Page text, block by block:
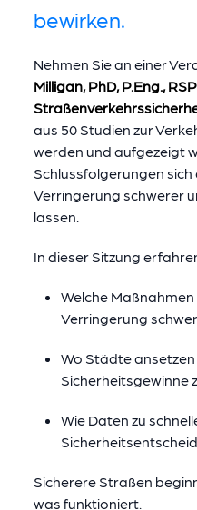
bewirken.
Nehmen Sie an einer
Milligan, PhD, P.Eng.,
aus 50 Studien zur
werden und aufgezeigt
Schlussfolgerungen
Verringerung schwerer
lassen.
In dieser Sitzung
Welche
Verringerung
Wo Städte
Sicherheitsgewinne
Wie Daten zu
Sicherere Straßen
was funktioniert.